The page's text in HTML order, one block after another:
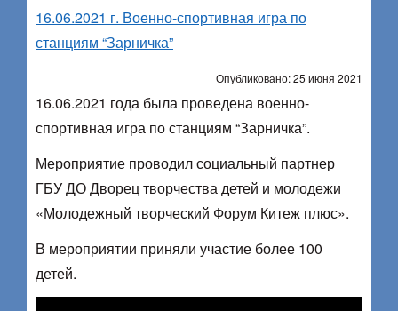
16.06.2021 г. Военно-спортивная игра по
станциям “Зарничка”
Опубликовано: 25 июня 2021
16.06.2021 года была проведена военно-
спортивная игра по станциям “Зарничка”.
Мероприятие проводил социальный партнер
ГБУ ДО Дворец творчества детей и молодежи
«Молодежный творческий Форум Китеж плюс».
В мероприятии приняли участие более 100
детей.